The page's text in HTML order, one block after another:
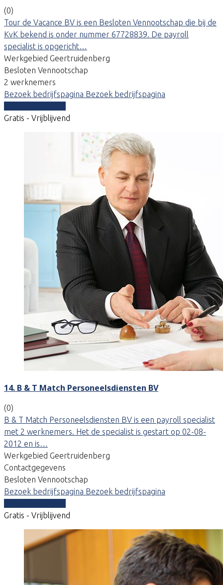
(0)
Tour de Vacance BV is een Besloten Vennootschap die bij de
KvK bekend is onder nummer 67728839. De payroll
specialist is opgericht…
Werkgebied Geertruidenberg
Besloten Vennootschap
2 werknemers
Bezoek bedrijfspagina Bezoek bedrijfspagina
Gratis - Vrijblijvend
14. B & T Match Personeelsdiensten BV
(0)
B & T Match Personeelsdiensten BV is een payroll specialist
met 2 werknemers. Het de specialist is gestart op 02-08-
2012 en is…
Werkgebied Geertruidenberg
Contactgegevens
Besloten Vennootschap
Bezoek bedrijfspagina Bezoek bedrijfspagina
Gratis - Vrijblijvend